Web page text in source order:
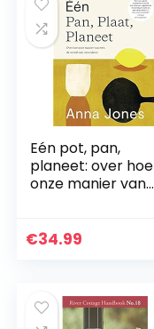
Eén pot, pan,
planeet: over hoe
onze manier van
€34.99